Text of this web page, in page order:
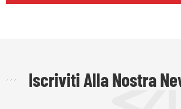
Iscriviti Alla Nostra